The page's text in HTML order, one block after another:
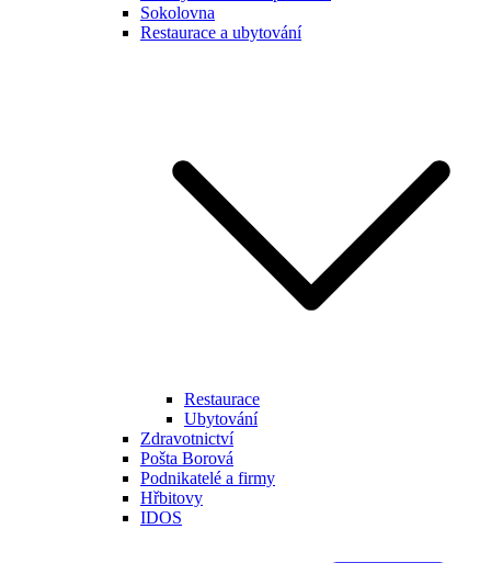
Sokolovna
Restaurace a ubytování
Restaurace
Ubytování
Zdravotnictví
Pošta Borová
Podnikatelé a firmy
Hřbitovy
IDOS